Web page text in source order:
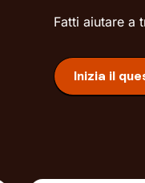
Fatti aiutare a
Inizia il